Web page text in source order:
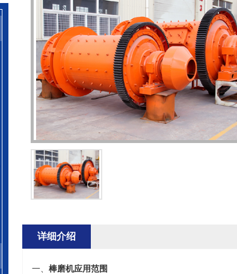
详细介绍
一、 棒磨机应用范围